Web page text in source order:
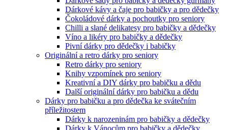
Dárkové kávy a čaje pro babičky a pro dědečky
Čokoládové dárky a pochoutky pro seniory
Chilli a slané delikatesy pro babičky a dědečky
Víno a likéry pro babičky a dědečky
Pivní dárky pro dědečky i babičky
Originální a retro dárky pro seniory
Retro dárky pro seniory
Knihy vzpomínek pro seniory
Kreativní a DIY dárky pro babičku a dědu
Další originální dárky pro babičku a dědu
Dárky pro babičku a pro dědečka ke svátečním
příležitostem
Dárky k narozeninám pro babičky a dědečky